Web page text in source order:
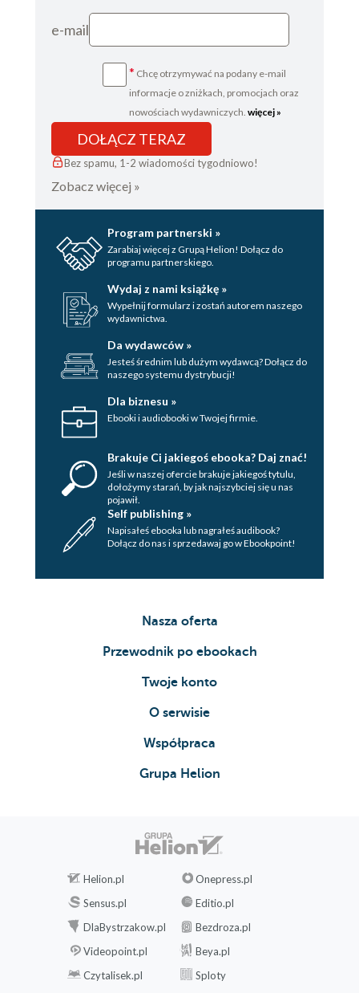
e-mail
* Chcę otrzymywać na podany e-mail
informacje o zniżkach, promocjach oraz
nowościach wydawniczych. więcej »
DOŁĄCZ TERAZ
Bez spamu, 1-2 wiadomości tygodniowo!
Zobacz więcej »
Program partnerski »
Zarabiaj więcej z Grupą Helion! Dołącz do
programu partnerskiego.
Wydaj z nami książkę »
Wypełnij formularz i zostań autorem naszego
wydawnictwa.
Da wydawców »
Jesteś średnim lub dużym wydawcą? Dołącz do
naszego systemu dystrybucji!
Dla biznesu »
Ebooki i audiobooki w Twojej firmie.
Brakuje Ci jakiegoś ebooka? Daj znać!
Jeśli w naszej ofercie brakuje jakiegoś tytulu,
dołożymy starań, by jak najszybciej się u nas
pojawił.
Self publishing »
Napisałeś ebooka lub nagrałeś audibook?
Dołącz do nas i sprzedawaj go w Ebookpoint!
Nasza oferta
Przewodnik po ebookach
Twoje konto
O serwisie
Współpraca
Grupa Helion
Helion.pl
Onepress.pl
Sensus.pl
Editio.pl
DlaBystrzakow.pl
Bezdroza.pl
Videopoint.pl
Beya.pl
Czytalisek.pl
Sploty